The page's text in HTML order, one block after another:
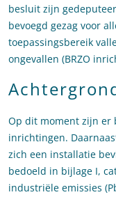
besluit zijn
bevoegd gezag voor
toepassingsbereik
ongevallen (BRZO
Op dit moment zijn er
inrichtingen.
zich een installatie
bedoeld in bijlage I,
industriële emissies